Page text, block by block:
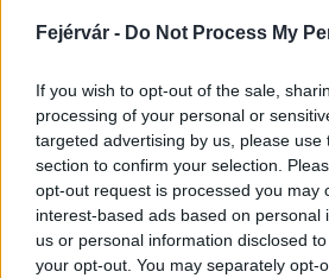
Fejérvár - Do Not Process My
If you wish to opt-out of the sale,
processing of your personal or
targeted advertising by us, please use
section to confirm your selection.
opt-out request is processed you may
interest-based ads based on personal
us or personal information disclosed
your opt-out. You may separately opt-
szabályzatot!
LEGFRISSEBB
Országos hírek
Megérkezett az